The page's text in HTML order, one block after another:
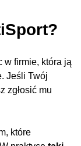
w firmie, która ją
Jeśli Twój
zgłosić mu
które